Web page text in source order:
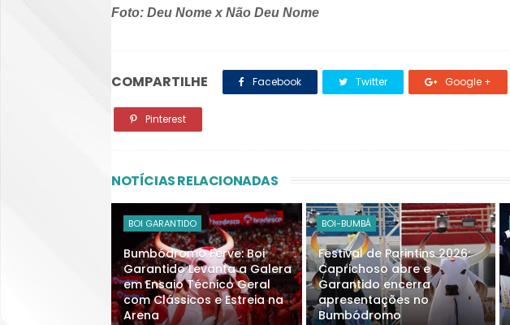
Foto: Deu Nome x Não Deu Nome
COMPARTILHE Facebook Twitter Google +
Pinterest
NOTÍCIAS RELACIONADAS
BOI GARANTIDO
Bumbódromo Ferve: Boi
Garantido Levanta a Galera
em Ensaio Técnico Geral
com Clássicos e Estreia na
Arena
BOI-BUMBÁ
Festival de Parintins 2026:
Caprichoso abre e
Garantido encerra
apresentações no
Bumbódromo